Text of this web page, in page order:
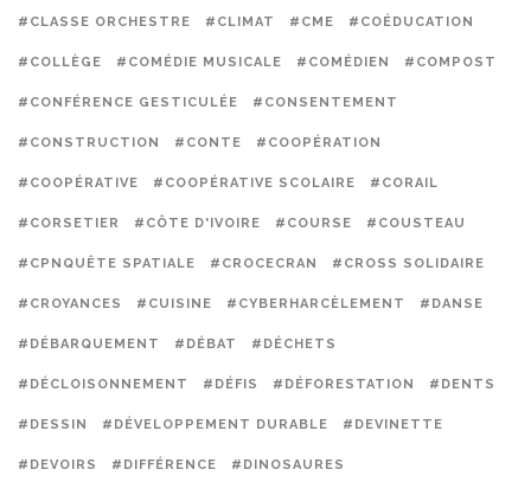
#CLASSE ORCHESTRE #CLIMAT #CME #COÉDUCATION
#COLLÈGE #COMÉDIE MUSICALE #COMÉDIEN #COMPOST
#CONFÉRENCE GESTICULÉE #CONSENTEMENT
#CONSTRUCTION #CONTE #COOPÉRATION
#COOPÉRATIVE #COOPÉRATIVE SCOLAIRE #CORAIL
#CORSETIER #CÔTE D'IVOIRE #COURSE #COUSTEAU
#CPNQUÊTE SPATIALE #CROCECRAN #CROSS SOLIDAIRE
#CROYANCES #CUISINE #CYBERHARCÈLEMENT #DANSE
#DÉBARQUEMENT #DÉBAT #DÉCHETS
#DÉCLOISONNEMENT #DÉFIS #DÉFORESTATION #DENTS
#DESSIN #DÉVELOPPEMENT DURABLE #DEVINETTE
#DEVOIRS #DIFFÉRENCE #DINOSAURES